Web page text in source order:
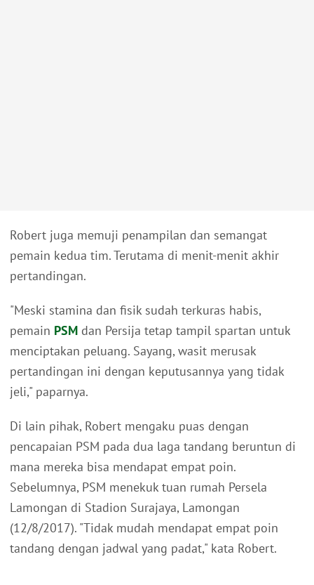
Robert juga memuji penampilan dan semangat
pemain kedua tim. Terutama di menit-menit akhir
pertandingan.
"Meski stamina dan fisik sudah terkuras habis,
pemain PSM dan Persija tetap tampil spartan untuk
menciptakan peluang. Sayang, wasit merusak
pertandingan ini dengan keputusannya yang tidak
jeli," paparnya.
Di lain pihak, Robert mengaku puas dengan
pencapaian PSM pada dua laga tandang beruntun di
mana mereka bisa mendapat empat poin.
Sebelumnya, PSM menekuk tuan rumah Persela
Lamongan di Stadion Surajaya, Lamongan
(12/8/2017). "Tidak mudah mendapat empat poin
tandang dengan jadwal yang padat," kata Robert.